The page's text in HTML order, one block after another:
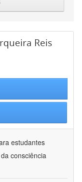
Reis
estudantes
consciência